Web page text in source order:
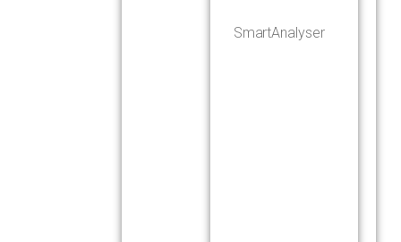
SmartAnalyser